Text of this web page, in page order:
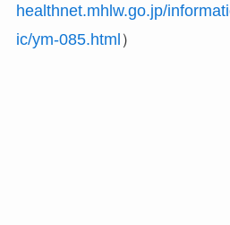
healthnet.mhlw.go.jp/
ic/ym-085.html ）